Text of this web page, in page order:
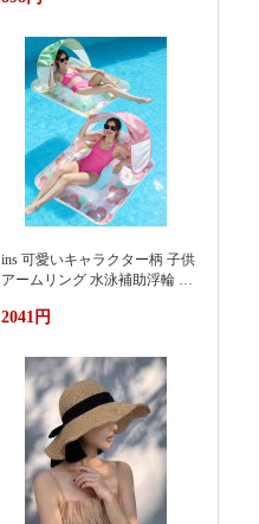
搭通勤小众大容量单肩购物袋
ins 可愛いキャラクター柄 子供
アームリング 水泳補助浮輪 プ
池遮阳蓬浮床充气浮排男女水
2041円